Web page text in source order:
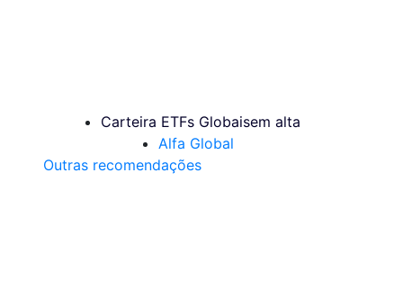
Carteira ETFs Globaisem alta
Alfa Global
Outras recomendações